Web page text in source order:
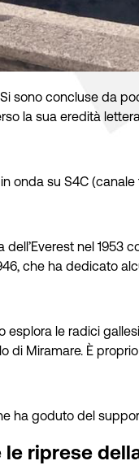
sono concluse da
la sua eredità
onda su S4C
dell’Everest nel 1953
che ha dedicato
esplora le radici
di Miramare. È
ha goduto del
le riprese